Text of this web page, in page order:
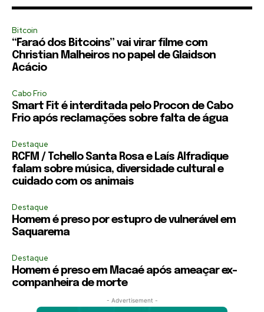
Bitcoin
“Faraó dos Bitcoins” vai virar filme com
Christian Malheiros no papel de Glaidson
Acácio
Cabo Frio
Smart Fit é interditada pelo Procon de Cabo
Frio após reclamações sobre falta de água
Destaque
RCFM / Tchello Santa Rosa e Laís Alfradique
falam sobre música, diversidade cultural e
cuidado com os animais
Destaque
Homem é preso por estupro de vulnerável em
Saquarema
Destaque
Homem é preso em Macaé após ameaçar ex-
companheira de morte
- Advertisement -